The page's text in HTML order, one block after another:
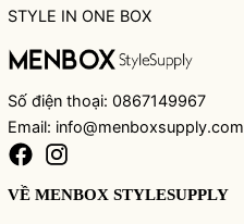
STYLE IN ONE BOX
Số điện thoại: 0867149967
Email: info@menboxsupply.com
VỀ MENBOX STYLESUPPLY